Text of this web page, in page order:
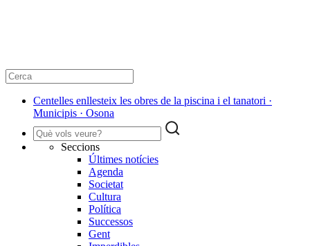
Centelles enllesteix les obres de la piscina i el tanatori ·
Municipis · Osona
Seccions
Últimes notícies
Agenda
Societat
Cultura
Política
Successos
Gent